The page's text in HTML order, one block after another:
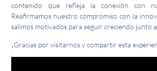
contenido que refleja la conexión con
Reafirmamos nuestro compromiso con la
salimos motivados para seguir creciendo junto
¡Gracias por visitarnos y compartir esta